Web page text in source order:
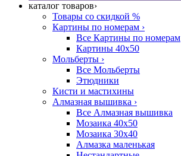
каталог товаров›
Товары со скидкой %
Картины по номерам ›
Все Картины по номерам
Картины 40x50
Мольберты ›
Все Мольберты
Этюдники
Кисти и мастихины
Алмазная вышивка ›
Все Алмазная вышивка
Мозаика 40x50
Мозаика 30x40
Алмазка маленькая